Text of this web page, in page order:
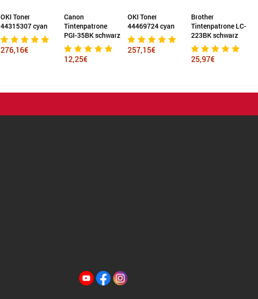
OKI Toner
44315307 cyan
276,16€
Canon
Tintenpatrone
PGI-35BK schwarz
12,25€
OKI Toner
44469724 cyan
257,15€
Brother
Tintenpatrone LC-
223BK schwarz
25,97€